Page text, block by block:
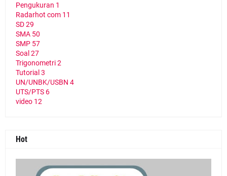
Pengukuran 1
Radarhot com 11
SD29
SMA 50
SMP 57
Soal 27
Trigonometri2
Tutorial 3
UN/UNBK/USBN 4
UTS/PTS 6
video 12
Hot